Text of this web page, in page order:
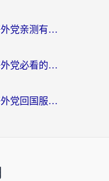
咪咕视频国外看不了吗？海外党亲测有效的回国加速解决方案
韩国怎么打不开粤商通？海外党必看的回国加速器选择指南（附加拿大农行俄罗斯有缘网解决方案）
泰国怎么打不开郑好办？海外党回国服务+影音追剧全搞定的实用指南